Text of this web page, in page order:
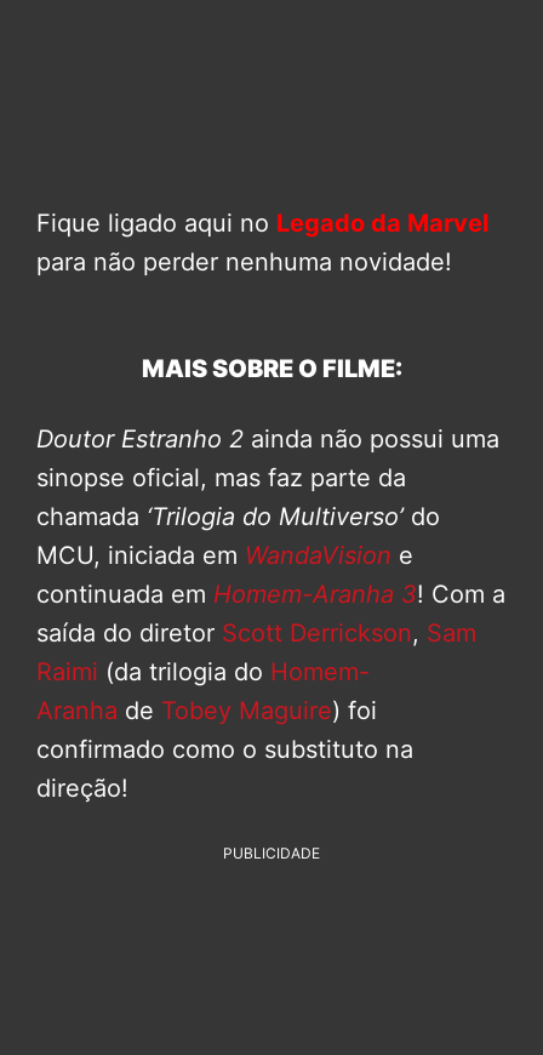
Fique ligado aqui no Legado da Marvel
para não perder nenhuma novidade!
MAIS SOBRE O FILME:
Doutor Estranho 2 ainda não possui uma
sinopse oficial, mas faz parte da
chamada ‘Trilogia do Multiverso’do
MCU, iniciada em WandaVision e
continuada em Homem-Aranha 3! Com a
saída do diretor Scott Derrickson, Sam
Raimi (da trilogia do Homem-
Aranha de Tobey Maguire) foi
confirmado como o substituto na
direção!
PUBLICIDADE